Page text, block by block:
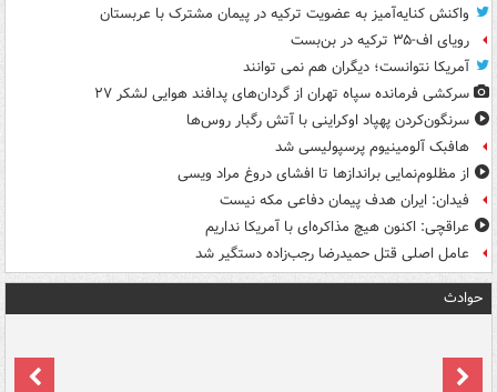
واکنش کنایه‌آمیز به عضویت ترکیه در پیمان مشترک با عربستان
رویای اف-۳۵ ترکیه در بن‌بست
آمریکا نتوانست؛ دیگران هم نمی توانند
سرکشی فرمانده سپاه تهران از گردان‌های پدافند هوایی لشکر ۲۷
سرنگون‌کردن پهپاد اوکراینی با آتش رگبار روس‌ها
هافبک آلومینیوم پرسپولیسی شد
از مظلوم‌نمایی براندازها تا افشای دروغ مراد ویسی
فیدان: ایران هدف پیمان دفاعی مکه نیست
عراقچی: اکنون هیچ مذاکره‌ای با آمریکا نداریم
عامل اصلی قتل حمیدرضا رجب‌زاده دستگیر شد
حوادث